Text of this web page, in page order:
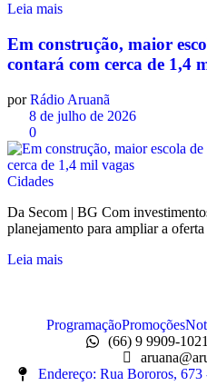
Leia mais
Em construção, maior
contará com cerca de 1,4
por Rádio Aruanã
8 de julho de 2026
0
Cidades
Da Secom | BG Com
planejamento para ampliar a
Leia mais
ProgramaçãoPromoções
(66) 9 9909-1021
Endereço: Rua Bororos,